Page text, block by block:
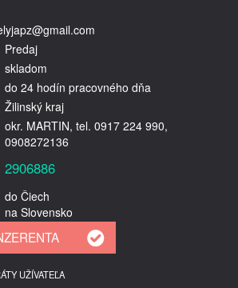
Predaj
skladom
do 24 hodín pracovného dňa
Žilinský kraj
okr. MARTIN, tel. 0917 224 990,
0908272136
2906886
do Čiech
na Slovensko
UŽÍVATEĽA